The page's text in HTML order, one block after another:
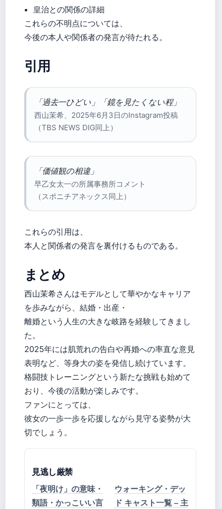
皇治との関係の詳細
これらの不明点については、
今後の本人や関係者の発言が待たれる。
引用
「過去一ひどい」「鏡を見たくない程」
西山茉希、2025年6月3日のInstagram投稿
（TBS NEWS DIG同上）
「価値観の相違」
早乙女太一の所属事務所コメント
（スポニチアネックス同上）
これらの引用は、
本人と関係者の発言を裏付けるものである。
まとめ
西山茉希さんはモデルとして華やかなキャリア
を歩みながら、結婚・出産・
離婚という人生の大きな岐路を経験してきまし
た。
2025年には肌荒れの告白や再婚への率直な意見
表明など、等身大の姿を発信し続けています。
格闘技トレーニングという新たな挑戦も始めて
おり、今後の活動が楽しみです。
ファンにとっては、
彼女の一歩一歩を応援しながら見守る姿勢が大
切でしょう。
見逃し厳禁
「夜明け」の意味・
類語・かっこいい言
ウォーキング・デッ
ド キャスト一覧 – 主